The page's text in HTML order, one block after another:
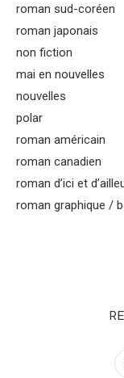
roman sud-coréen
roman japonais
non fiction
mai en nouvelles
nouvelles
polar
roman américain
roman canadien
roman d’ici et
roman graphique /